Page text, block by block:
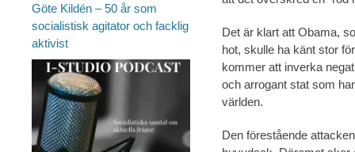
Det är klart att Obama,
hot, skulle ha känt stor
kommer att inverka
och arrogant stat som
världen.
Den förestående
Göte Kildén – 50 år som
socialistisk agitator och facklig
aktivist